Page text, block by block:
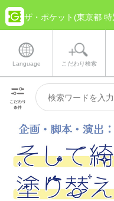
ザ・ポケット(東京都
Language こだわり検索
こだわり
条件